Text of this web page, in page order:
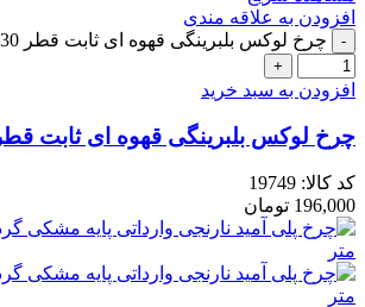
افزودن به علاقه مندی
چرخ لوکس بلبرینگی قهوه ای ثابت قطر 30 میلی متر عدد
افزودن به سبد خرید
چرخ لوکس بلبرینگی قهوه ای ثابت قطر 30 میلی
کد کالا: 19749
196,000 تومان